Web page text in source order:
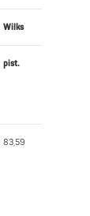
Wilks
pist.
83,59